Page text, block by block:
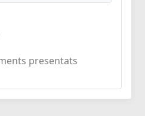
presentats